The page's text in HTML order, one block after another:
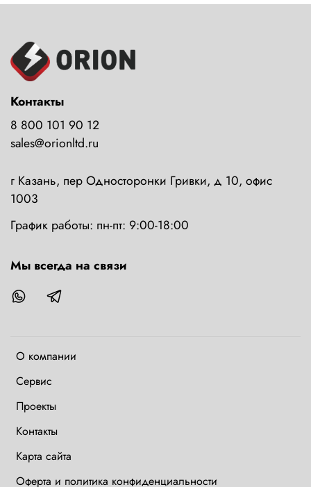
О компании
Сервис
Проекты
Контакты
Карта сайта
Оферта и политика конфиденциальности
Контакты
8 800 101 90 12
sales@orionltd.ru
г Казань, пер Односторонки Гривки, д 10, офис
1003
График работы: пн-пт: 9:00-18:00
Мы всегда на связи